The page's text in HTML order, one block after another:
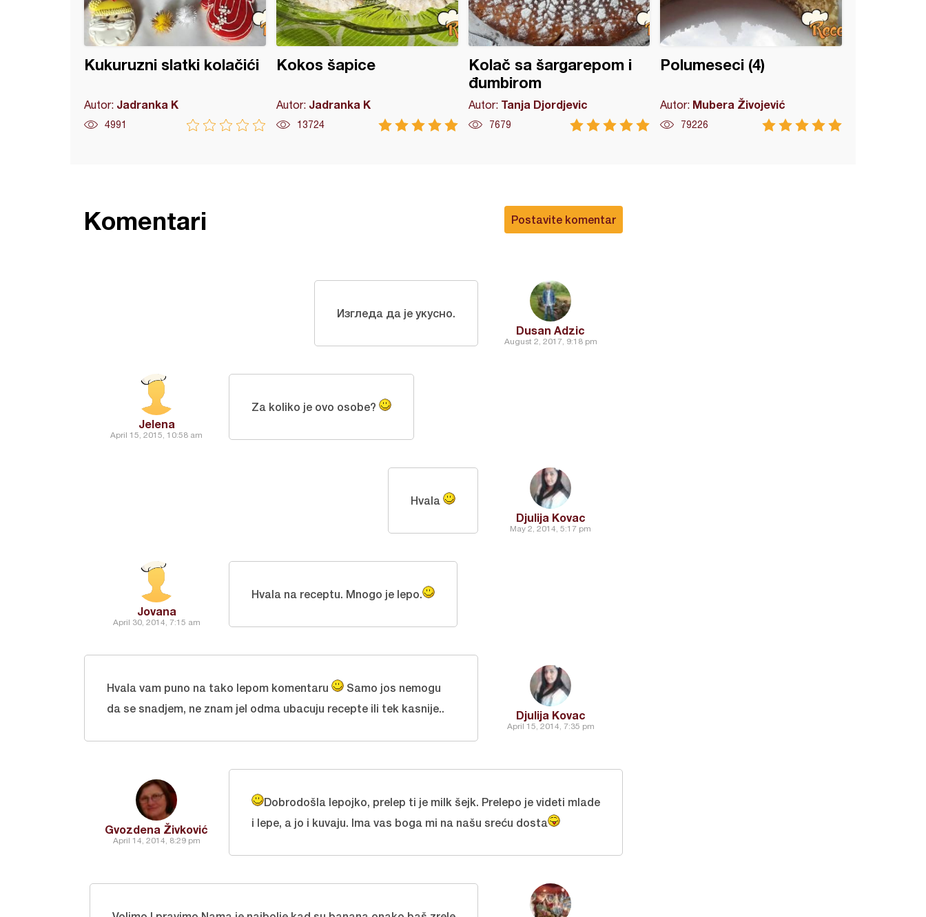
Kukuruzni slatki kolačići
Autor: Jadranka K
4991
Kokos šapice
Autor: Jadranka K
13724
Kolač sa šargarepom i
đumbirom
Autor: Tanja Djordjevic
7679
Polumeseci (4)
Autor: Mubera Živojević
79226
Postavite komentar
Komentari
Dusan Adzic
August 2, 2017, 9:18 pm
Изгледа да је укусно.
Jelena
April 15, 2015, 10:58 am
Za koliko je ovo osobe?
Djulija Kovac
May 2, 2014, 5:17 pm
Hvala
Jovana
April 30, 2014, 7:15 am
Hvala na receptu. Mnogo je lepo.
Djulija Kovac
April 15, 2014, 7:35 pm
Hvala vam puno na tako lepom komentaru
Samo jos nemogu
da se snadjem, ne znam jel odma ubacuju recepte ili tek kasnije..
Gvozdena Živković
April 14, 2014, 8:29 pm
Dobrodošla lepojko, prelep ti je milk šejk. Prelepo je videti mlade
i lepe, a jo i kuvaju. Ima vas boga mi na našu sreću dosta